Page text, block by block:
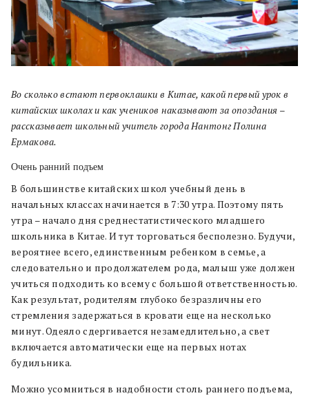
Во сколько встают первоклашки в Китае, какой первый урок в
китайских школах и как учеников наказывают за опоздания –
рассказывает школьный учитель города Нантонг Полина
Ермакова.
Очень ранний подъем
В большинстве китайских школ учебный день в
начальных классах начинается в 7:30 утра. Поэтому пять
утра – начало дня среднестатистического младшего
школьника в Китае. И тут торговаться бесполезно. Будучи,
вероятнее всего, единственным ребенком в семье, а
следовательно и продолжателем рода, малыш уже должен
учиться подходить ко всему с большой ответственностью.
Как результат, родителям глубоко безразличны его
стремления задержаться в кровати еще на несколько
минут. Одеяло сдергивается незамедлительно, а свет
включается автоматически еще на первых нотах
будильника.
Можно усомниться в надобности столь раннего подъема,